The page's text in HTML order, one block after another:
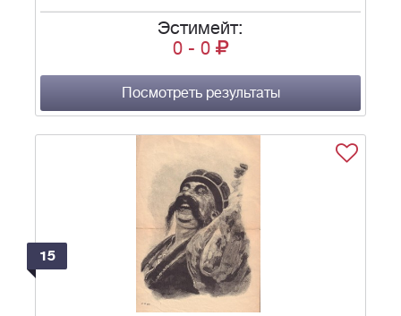
Эстимейт:
0 - 0
Посмотреть результаты
15